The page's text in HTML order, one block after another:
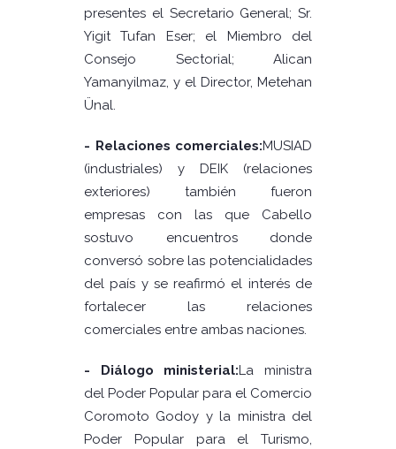
presentes el Secretario General; Sr.
Yigit Tufan Eser; el Miembro del
Consejo Sectorial; Alican
Yamanyilmaz, y el Director, Metehan
Ünal.
- Relaciones comerciales:MUSIAD
(industriales) y DEIK (relaciones
exteriores) también fueron
empresas con las que Cabello
sostuvo encuentros donde
conversó sobre las potencialidades
del país y se reafirmó el interés de
fortalecer las relaciones
comerciales entre ambas naciones.
- Diálogo ministerial:La ministra
del Poder Popular para el Comercio
Coromoto Godoy y la ministra del
Poder Popular para el Turismo,